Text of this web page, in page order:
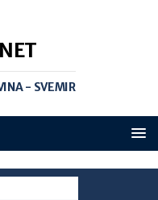
- SVEMIR